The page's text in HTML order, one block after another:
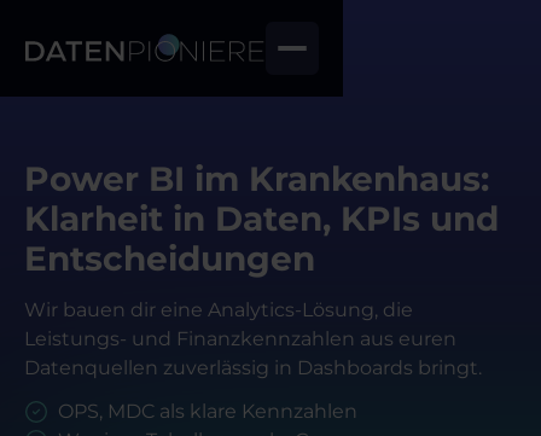
Power BI im Krankenhaus:
Klarheit in Daten, KPIs und
Entscheidungen
Wir bauen dir eine Analytics-Lösung, die
Leistungs- und Finanzkennzahlen aus euren
Datenquellen zuverlässig in Dashboards bringt.
OPS, MDC als klare Kennzahlen